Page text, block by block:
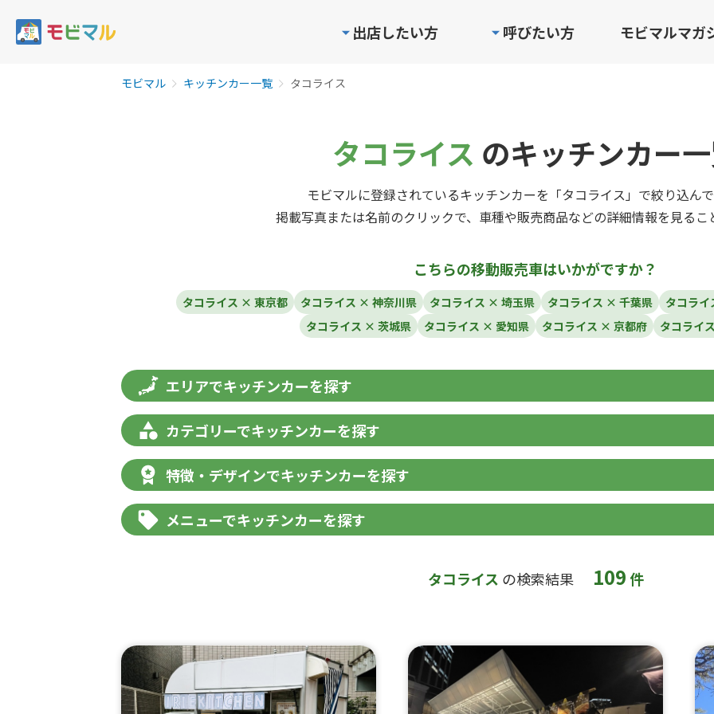
出店したい方 呼びたい方 モビマルマガ
モビマル キッチンカー一覧 タコライス
タコライス のキッチンカー
モビマルに登録されているキッチンカーを「タコライス」で絞り込ん
掲載写真または名前のクリックで、車種や販売商品などの詳細情報を見るこ
こちらの移動販売車はいかがですか？
タコライス × 東京都 タコライス × 神奈川県 タコライス × 埼玉県 タコライス × 千葉県
タコラ
タコライス × 茨城県
タコライス × 愛知県 タコライス × 京都府 タコライ
エリアでキッチンカーを探す
カテゴリーでキッチンカーを探す
特徴・デザインでキッチンカーを探す
メニューでキッチンカーを探す
タコライス の検索結果 109件